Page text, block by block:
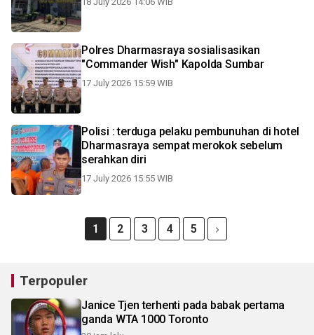
Polres Dharmasraya sosialisasikan
"Commander Wish" Kapolda Sumbar
17 July 2026 15:59 WIB
Polisi : terduga pelaku pembunuhan di hotel
Dharmasraya sempat merokok sebelum
serahkan diri
17 July 2026 15:55 WIB
1 2 3 4 5
Terpopuler
Janice Tjen terhenti pada babak pertama
ganda WTA 1000 Toronto